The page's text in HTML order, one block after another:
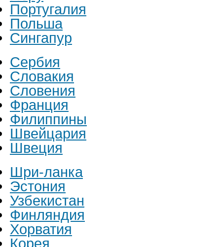
Португалия
Польша
Сингапур
Сербия
Словакия
Словения
Франция
Филиппины
Швейцария
Швеция
Шри-ланка
Эстония
Узбекистан
Финляндия
Хорватия
Корея